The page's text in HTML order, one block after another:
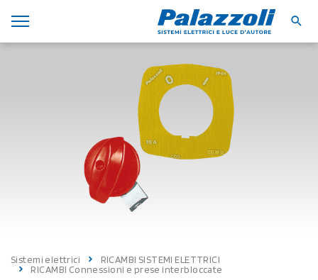
Sistemi elettrici
RICAMBI SISTEMI ELETTRICI
RICAMBI Connessioni e prese interbloccate